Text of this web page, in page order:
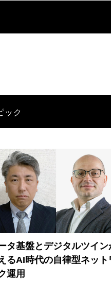
ック
タ基盤とデジタルツイン
るAI時代の自律型ネット
運用